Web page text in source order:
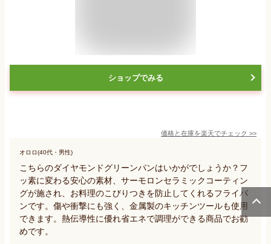
ショップでみる
価格と在庫を楽天でチェック >>
オロロ(40代・男性)
こちらのダイヤモンドグリーンパンはいかがでしょうか？フ
ッ素に変わる安心の素材、サーモロンセラミックコーティン
グが施され、お料理のこびりつきを防止してくれるフライパ
ンです。傷や衝撃にも強く、金属製のキッチンツールも使用
できます。熱伝導性に優れ省エネで調理ができる商品でお勧
めです。